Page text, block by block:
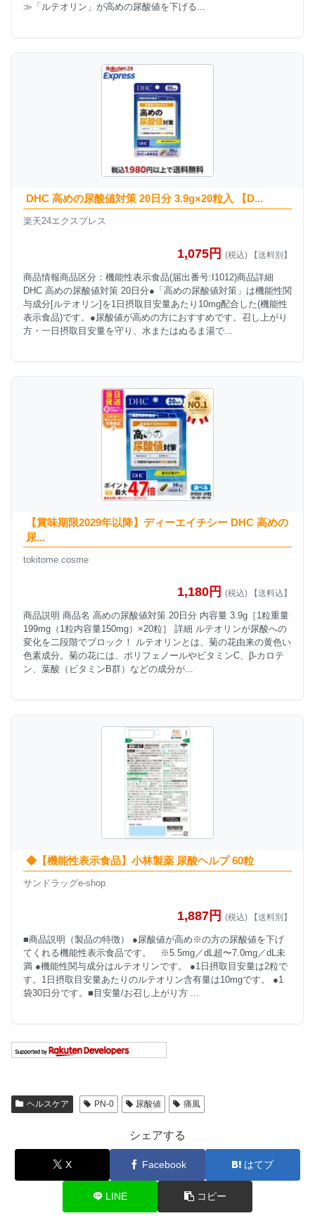
≫「ルテオリン」が高めの尿酸値を下げる...
DHC 高めの尿酸値対策 20日分 3.9g×20粒入 【D...
楽天24エクスプレス
1,075円 (税込) 【送料別】
商品情報商品区分：機能性表示食品(届出番号:I1012)商品詳細
DHC 高めの尿酸値対策 20日分●「高めの尿酸値対策」は機能性関
与成分[ルテオリン]を1日摂取目安量あたり10mg配合した(機能性
表示食品)です。●尿酸値が高めの方におすすめです。召し上がり
方・一日摂取目安量を守り、水またはぬるま湯で...
【賞味期限2029年以降】ディーエイチシー DHC 高めの
尿...
tokitome cosme
1,180円 (税込) 【送料込】
商品説明 商品名 高めの尿酸値対策 20日分 内容量 3.9g［1粒重量
199mg（1粒内容量150mg）×20粒］ 詳細 ルテオリンが尿酸への
変化を二段階でブロック！ ルテオリンとは、菊の花由来の黄色い
色素成分。菊の花には、ポリフェノールやビタミンC、β-カロテ
ン、葉酸（ビタミンB群）などの成分が...
◆【機能性表示食品】小林製薬 尿酸ヘルプ 60粒
サンドラッグe-shop
1,887円 (税込) 【送料別】
■商品説明（製品の特徴） ●尿酸値が高め※の方の尿酸値を下げ
てくれる機能性表示食品です。 ※5.5mg／dL超〜7.0mg／dL未
満 ●機能性関与成分はルテオリンです。 ●1日摂取目安量は2粒で
す。1日摂取目安量あたりのルテオリン含有量は10mgです。 ●1
袋30日分です。■目安量/お召し上がり方 ...
ヘルスケア PN-0 尿酸値 痛風
シェアする
X Facebook はてブ
LINE コピー